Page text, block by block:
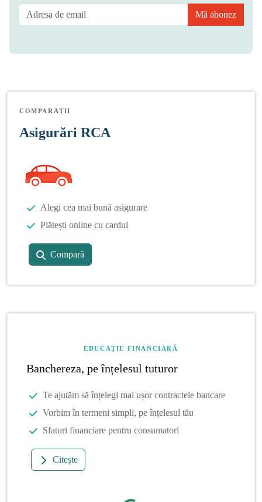
Mă abonez
COMPARAȚII
Asigurări RCA
Alegi cea mai bună asigurare
Plătești online cu cardul
Compară
EDUCAȚIE FINANCIARĂ
Banchereza, pe înțelesul tuturor
Te ajutăm să înțelegi mai ușor contractele bancare
Vorbim în termeni simpli, pe înțelesul tău
Sfaturi financiare pentru consumatori
Citește